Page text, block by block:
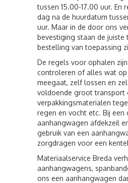
tussen 15.00-17.00 uur. En
dag na de huurdatum
uur. Maar in de door ons
bevestiging staan de juiste
bestelling van toepassing
De regels voor ophalen
controleren of alles wat
meegaat, zelf lossen en
voldoende groot transport
verpakkingsmaterialen
regen en vocht etc. Bij een
aanhangwagen afdekzeil
gebruik van een
zorgdragen voor een
Materiaalservice Breda
aanhangwagens,
ons een aanhangwagen